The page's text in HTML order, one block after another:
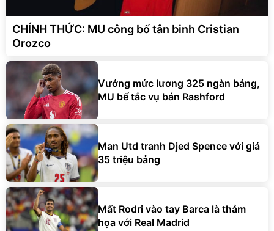
CHÍNH THỨC: MU công bố tân binh Cristian
Orozco
Vướng mức lương 325 ngàn bảng,
MU bế tắc vụ bán Rashford
Man Utd tranh Djed Spence với giá
35 triệu bảng
Mất Rodri vào tay Barca là thảm
họa với Real Madrid